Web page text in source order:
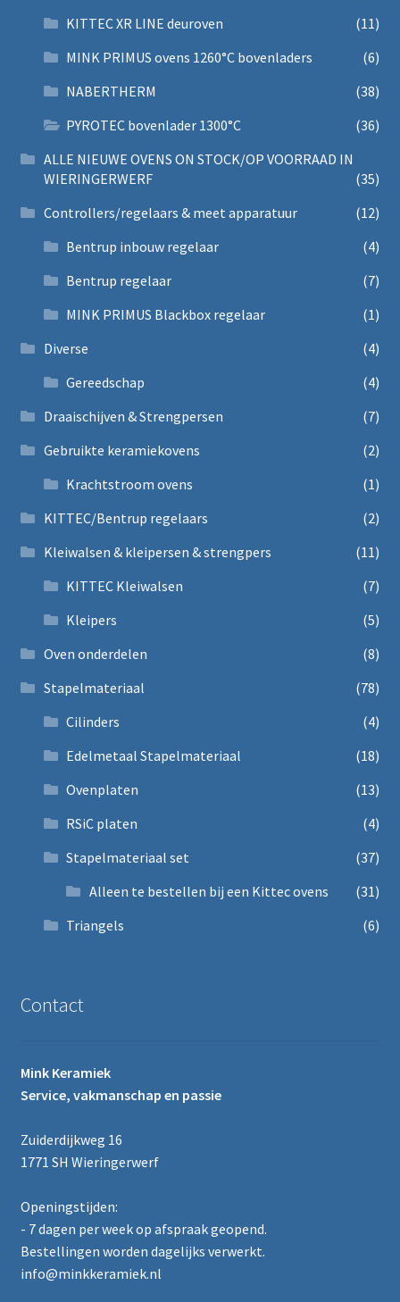
KITTEC XR LINE deuroven
(11)
MINK PRIMUS ovens 1260°C bovenladers
(6)
NABERTHERM
(38)
PYROTEC bovenlader 1300°C
(36)
ALLE NIEUWE OVENS ON STOCK/OP VOORRAAD IN
WIERINGERWERF
(35)
Controllers/regelaars & meet apparatuur
(12)
Bentrup inbouw regelaar
(4)
Bentrup regelaar
(7)
MINK PRIMUS Blackbox regelaar
(1)
Diverse
(4)
Gereedschap
(4)
Draaischijven & Strengpersen
(7)
Gebruikte keramiekovens
(2)
Krachtstroom ovens
(1)
KITTEC/Bentrup regelaars
(2)
Kleiwalsen & kleipersen & strengpers
(11)
KITTEC Kleiwalsen
(7)
Kleipers
(5)
Oven onderdelen
(8)
Stapelmateriaal
(78)
Cilinders
(4)
Edelmetaal Stapelmateriaal
(18)
Ovenplaten
(13)
RSiC platen
(4)
Stapelmateriaal set
(37)
Alleen te bestellen bij een Kittec ovens
(31)
Triangels
(6)
Contact
Mink Keramiek
Service, vakmanschap en passie
Zuiderdijkweg 16
1771 SH Wieringerwerf
Openingstijden:
- 7 dagen per week op afspraak geopend.
Bestellingen worden dagelijks verwerkt.
info@minkkeramiek.nl